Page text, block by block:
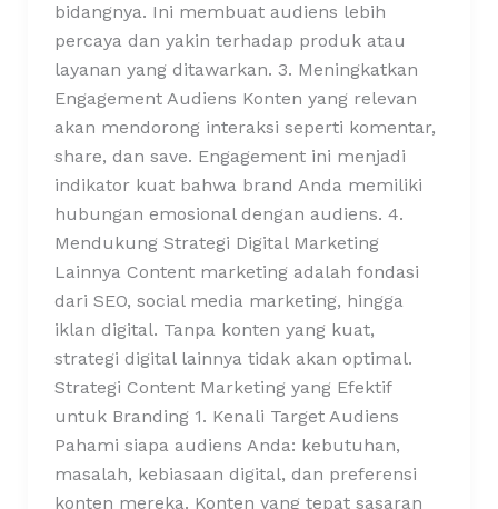
bidangnya. Ini membuat audiens lebih
percaya dan yakin terhadap produk atau
layanan yang ditawarkan. 3. Meningkatkan
Engagement Audiens Konten yang relevan
akan mendorong interaksi seperti komentar,
share, dan save. Engagement ini menjadi
indikator kuat bahwa brand Anda memiliki
hubungan emosional dengan audiens. 4.
Mendukung Strategi Digital Marketing
Lainnya Content marketing adalah fondasi
dari SEO, social media marketing, hingga
iklan digital. Tanpa konten yang kuat,
strategi digital lainnya tidak akan optimal.
Strategi Content Marketing yang Efektif
untuk Branding 1. Kenali Target Audiens
Pahami siapa audiens Anda: kebutuhan,
masalah, kebiasaan digital, dan preferensi
konten mereka. Konten yang tepat sasaran